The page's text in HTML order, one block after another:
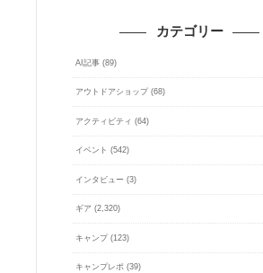
カテゴリー
AI記事 (89)
アウトドアショップ (68)
アクティビティ (64)
イベント (542)
インタビュー (3)
ギア (2,320)
キャンプ (123)
キャンプレポ (39)